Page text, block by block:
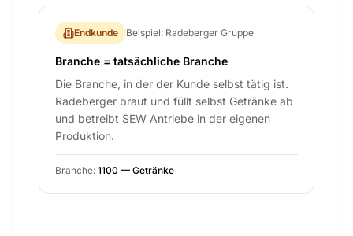
Endkunde Beispiel: Radeberger Gruppe
Branche = tatsächliche Branche
Die Branche, in der der Kunde selbst tätig ist.
Radeberger braut und füllt selbst Getränke ab
und betreibt SEW Antriebe in der eigenen
Produktion.
Branche: 1100 — Getränke